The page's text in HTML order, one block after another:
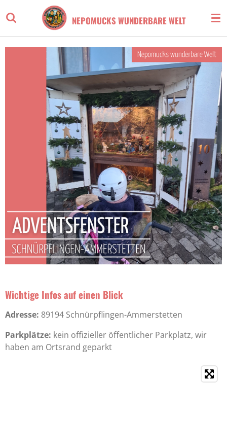
Hauptinhalt
NEPOMUCKS WUNDERBARE WELT
Wichtige Infos auf einen Blick
Adresse: 89194 Schnürpflingen-Ammerstetten
Parkplätze: kein offizieller öffentlicher Parkplatz, wir
haben am Ortsrand geparkt